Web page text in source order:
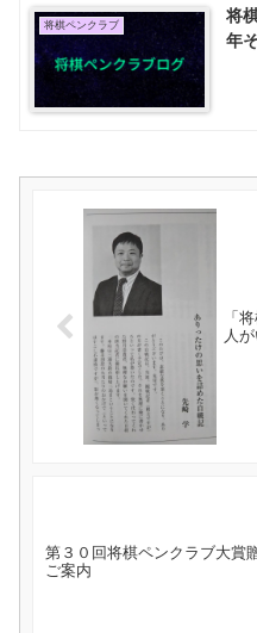
将棋ペンクラブ
将
年
「
人
第３０回将棋ペンクラブ大賞
ご案内